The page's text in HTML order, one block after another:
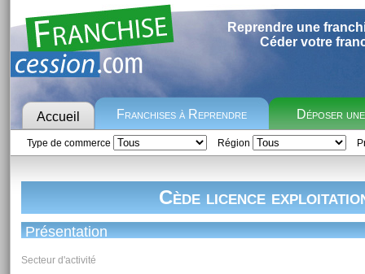
Reprendre une
Céder votre
Accueil Franchises à Reprendre Déposer
Type de commerce Région
Cède licence
Présentation
Secteur d'activité